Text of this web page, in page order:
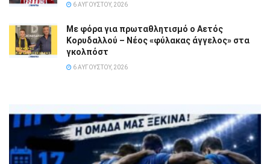
6 ΑΥΓΟΎΣΤΟΥ, 2026
Με φόρα για πρωταθλητισμό ο Αετός
Κορυδαλλού – Νέος «φύλακας άγγελος» στα
γκολπόστ
6 ΑΥΓΟΎΣΤΟΥ, 2026